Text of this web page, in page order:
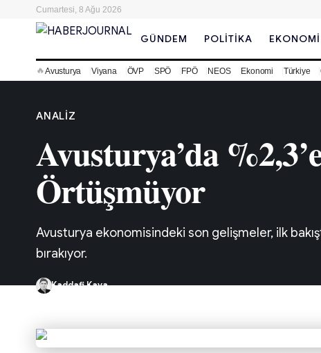
Cumartesi, 8 Ağu 2026
GÜNDEM POLITIKA EKONOMI
🔥Avusturya Viyana ÖVP SPÖ FPÖ NEOS Ekonomi Türkiye
ANALIZ
Avusturya’da
Örtüşmüyor
Avusturya ekonomisindeki son gelişmeler, ilk
bırakıyor.
Kaddafi Kaya